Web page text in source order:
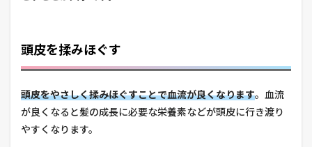
頭皮を揉みほぐす
頭皮をやさしく揉みほぐすことで血流が良くなります。血流
が良くなると髪の成長に必要な栄養素などが頭皮に行き渡り
やすくなります。